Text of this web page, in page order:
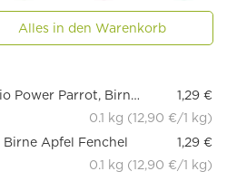
Alles in den Warenkorb
Dieser Artikel: Holle Bio Power Parrot, Birne Apfel Spinat
1,29 €
0.1 kg (12,90 €/1 kg)
Apfel Fenchel
1,29 €
0.1 kg (12,90 €/1 kg)